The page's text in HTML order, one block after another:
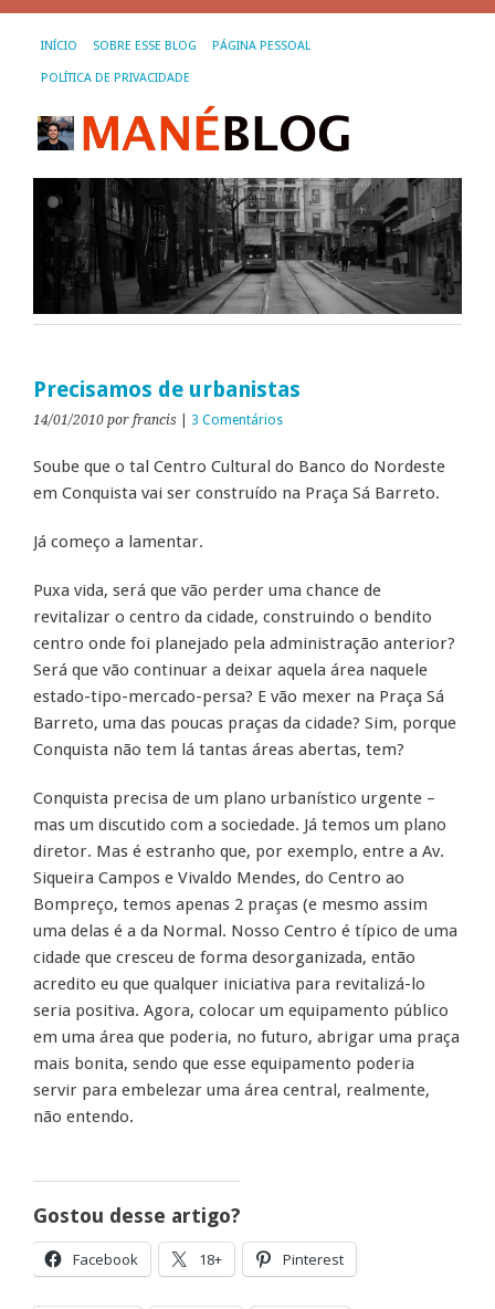
INÍCIO SOBRE ESSE BLOG PÁGINA PESSOAL
POLÍTICA DE PRIVACIDADE
Precisamos de urbanistas
14/01/2010 por francis 3 Comentários
Soube que o tal Centro Cultural do Banco do Nordeste
em Conquista vai ser construído na Praça Sá Barreto.
Já começo a lamentar.
Puxa vida, será que vão perder uma chance de
revitalizar o centro da cidade, construindo o bendito
centro onde foi planejado pela administração anterior?
Será que vão continuar a deixar aquela área naquele
estado-tipo-mercado-persa? E vão mexer na Praça Sá
Barreto, uma das poucas praças da cidade? Sim, porque
Conquista não tem lá tantas áreas abertas, tem?
Conquista precisa de um plano urbanístico urgente –
mas um discutido com a sociedade. Já temos um plano
diretor. Mas é estranho que, por exemplo, entre a Av.
Siqueira Campos e Vivaldo Mendes, do Centro ao
Bompreço, temos apenas 2 praças (e mesmo assim
uma delas é a da Normal. Nosso Centro é típico de uma
cidade que cresceu de forma desorganizada, então
acredito eu que qualquer iniciativa para revitalizá-lo
seria positiva. Agora, colocar um equipamento público
em uma área que poderia, no futuro, abrigar uma praça
mais bonita, sendo que esse equipamento poderia
servir para embelezar uma área central, realmente,
não entendo.
Gostou desse artigo?
Facebook 18+ Pinterest